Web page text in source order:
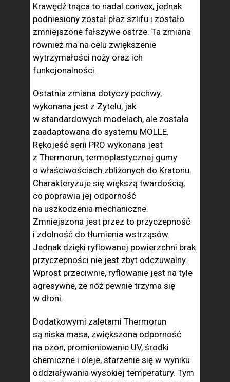
Krawędź tnąca to nadal convex, jednak
podniesiony został płaz szlifu i zostało
zmniejszone fałszywe ostrze. Ta zmiana
również ma na celu zwiększenie
wytrzymałości noży oraz ich
funkcjonalności.
Ostatnia zmiana dotyczy pochwy,
wykonana jest z Zytelu, jak
w standardowych modelach, ale została
zaadaptowana do systemu MOLLE.
Rękojeść serii PRO wykonana jest
z Thermorun, termoplastycznej gumy
o właściwościach zbliżonych do Kratonu.
Charakteryzuje się większą twardością,
co poprawia jej odporność
na uszkodzenia mechaniczne.
Zmniejszona jest przez to przyczepność
i zdolność do tłumienia wstrząsów.
Jednak dzięki ryflowanej powierzchni brak
przyczepności nie jest zbyt odczuwalny.
Wprost przeciwnie, ryflowanie jest na tyle
agresywne, że nóż pewnie trzyma się
w dłoni.
Dodatkowymi zaletami Thermorun
są niska masa, zwiększona odporność
na ozon, promieniowanie UV, środki
chemiczne i oleje, starzenie się w wyniku
oddziaływania wysokiej temperatury. Tym